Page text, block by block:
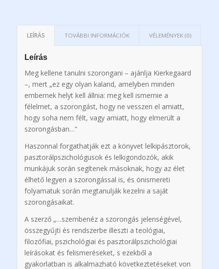
LEÍRÁS TOVÁBBI INFORMÁCIÓK VÉLEMÉNYEK (0)
Leírás
Meg kellene tanulni szorongani – ajánlja Kierkegaard
–, mert „ez egy olyan kaland, amelyben minden
embernek helyt kell állnia: meg kell ismernie a
félelmet, a szorongást, hogy ne vesszen el amiatt,
hogy soha nem félt, vagy amiatt, hogy elmerült a
szorongásban…”
Haszonnal forgathatják ezt a könyvet lelkipásztorok,
pasztorálpszichológusok és lelkigondozók, akik
munkájuk során segítenek másoknak, hogy az élet
élhető legyen a szorongással is, és önismereti
folyamatuk során megtanulják kezelni a saját
szorongásaikat.
A szerző „…szembenéz a szorongás jelenségével,
összegyűjti és rendszerbe illeszti a teológiai,
filozófiai, pszichológiai és pasztorálpszichológiai
leírásokat és felismeréseket, s ezekből a
gyakorlatban is alkalmazható következtetéseket von